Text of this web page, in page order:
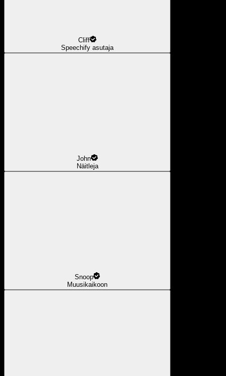
Cliff
Speechify asutaja
John
Näitleja
Snoop
Muusikaikoon